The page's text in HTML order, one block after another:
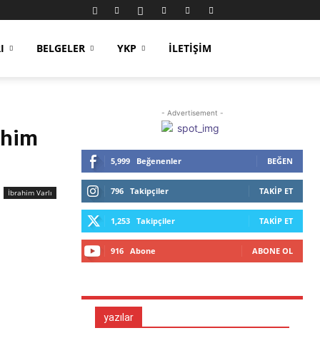
BELGELER YKP İLETIŞIM
İbrahim Varlı
- Advertisement -
5,999 Beğenenler BEĞEN
796 Takipçiler TAKIP ET
1,253 Takipçiler TAKIP ET
916 Abone ABONE OL
yazılar